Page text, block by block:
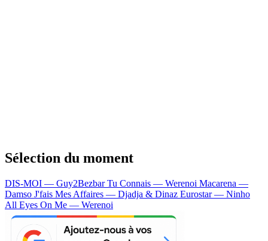
Sélection du moment
DIS-MOI — Guy2BezbarTu Connais — Werenoi Macarena —
Damso J'fais Mes Affaires — Djadja & Dinaz Eurostar — Ninho
All Eyes On Me — Werenoi